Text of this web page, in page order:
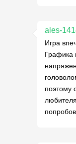
ales-
Игра
Графика
поэтому